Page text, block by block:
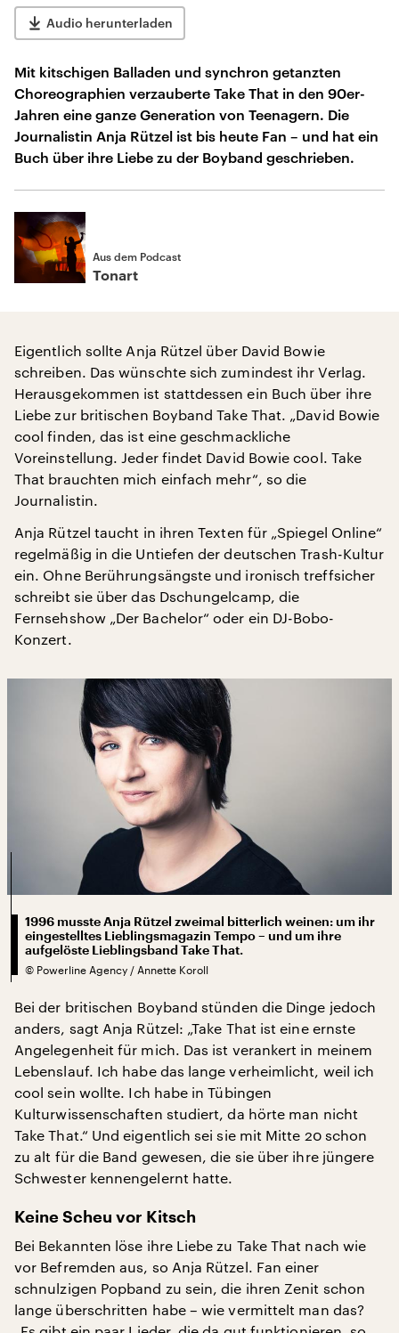
Audio herunterladen
Mit kitschigen Balladen und synchron getanzten
Choreographien verzauberte Take That in den 90er-
Jahren eine ganze Generation von Teenagern. Die
Journalistin Anja Rützel ist bis heute Fan – und hat ein
Buch über ihre Liebe zu der Boyband geschrieben.
Aus dem Podcast
Tonart
Eigentlich sollte Anja Rützel über David Bowie
schreiben. Das wünschte sich zumindest ihr Verlag.
Herausgekommen ist stattdessen ein Buch über ihre
Liebe zur britischen Boyband Take That. „David Bowie
cool finden, das ist eine geschmackliche
Voreinstellung. Jeder findet David Bowie cool. Take
That brauchten mich einfach mehr“, so die
Journalistin.
Anja Rützel taucht in ihren Texten für „Spiegel Online“
regelmäßig in die Untiefen der deutschen Trash-Kultur
ein. Ohne Berührungsängste und ironisch treffsicher
schreibt sie über das Dschungelcamp, die
Fernsehshow „Der Bachelor“ oder ein DJ-Bobo-
Konzert.
1996 musste Anja Rützel zweimal bitterlich weinen: um ihr
eingestelltes Lieblingsmagazin Tempo – und um ihre
aufgelöste Lieblingsband Take That.
© Powerline Agency / Annette Koroll
Bei der britischen Boyband stünden die Dinge jedoch
anders, sagt Anja Rützel: „Take That ist eine ernste
Angelegenheit für mich. Das ist verankert in meinem
Lebenslauf. Ich habe das lange verheimlicht, weil ich
cool sein wollte. Ich habe in Tübingen
Kulturwissenschaften studiert, da hörte man nicht
Take That.“ Und eigentlich sei sie mit Mitte 20 schon
zu alt für die Band gewesen, die sie über ihre jüngere
Schwester kennengelernt hatte.
Keine Scheu vor Kitsch
Bei Bekannten löse ihre Liebe zu Take That nach wie
vor Befremden aus, so Anja Rützel. Fan einer
schnulzigen Popband zu sein, die ihren Zenit schon
lange überschritten habe – wie vermittelt man das?